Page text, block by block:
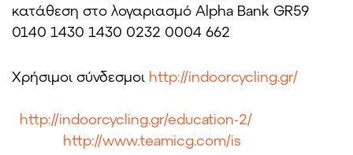
κατάθεση στο λογαριασμό Alpha Bank GR59
0140 1430 1430 0232 0004 662
Χρήσιμοι σύνδεσμοι http://indoorcycling.gr/
http://indoorcycling.gr/education-2/
http://www.teamicg.com/is